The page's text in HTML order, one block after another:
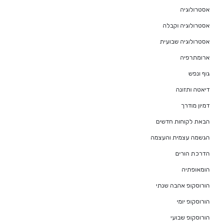
אסטרולוגיה
אסטרולוגיה וקבלה
אסטרולוגיה שבועית
ארומתרפיה
גוף ונפש
דיאטה ותזונה
דמיון מודרך
הבאת לקוחות חדשים
הגשמה עצמית והעצמה
הדרכת הורים
הומאופתיה
הורוסקופ אהבה שנתי
הורוסקופ יומי
הורוסקופ שבועי